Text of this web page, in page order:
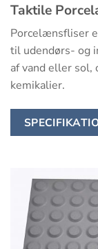
Taktile
Porcelænsfliser
til udendørs- og
af vand eller sol,
kemikalier.